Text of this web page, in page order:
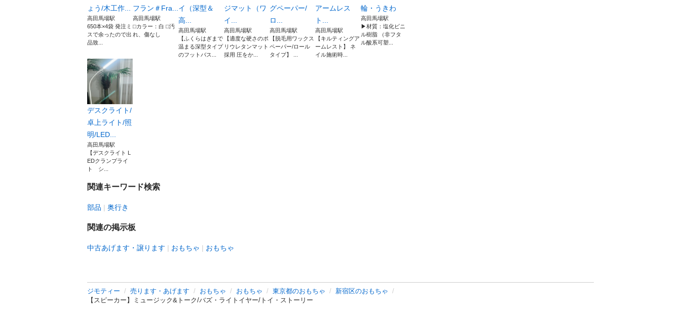
ょう/木工作...
高田馬場駅
650本×4袋 発注ミ
スで余ったので出
品致...
フラン＃Fra...
高田馬場駅
⬜︎カラー：白 ⬜︎汚
れ、傷なし
イ（深型＆
高...
高田馬場駅
【ふくらはぎまで
温まる深型タイプ
のフットバス...
ジマット（ワ
イ...
高田馬場駅
【適度な硬さのポ
リウレタンマット
採用 圧をか...
グペーパー/
ロ...
高田馬場駅
【脱毛用ワックス
ペーパー/ロール
タイプ】 ...
アームレス
ト...
高田馬場駅
【キルティングア
ームレスト】 ネ
イル施術時...
輪・うきわ
高田馬場駅
▶︎材質：塩化ビニ
ル樹脂 （非フタ
ル酸系可塑...
デスクライト/
卓上ライト/照
明/LED...
高田馬場駅
【デスクライト L
EDクランプライ
ト シ...
関連キーワード検索
部品 奥行き
関連の掲示板
中古あげます・譲ります おもちゃ おもちゃ
ジモティー 売ります・あげます おもちゃ おもちゃ 東京都のおもちゃ
新宿区のおもちゃ
【スピーカー】ミュージック&トーク/バズ・ライトイヤー/トイ・ストーリー